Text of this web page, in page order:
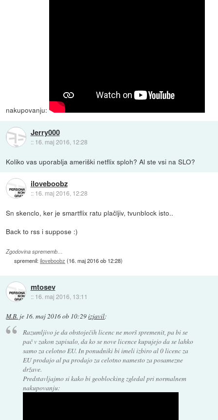
nakupovanju:
Jerry000
:: 16. maj 2016, 12:28
Koliko vas uporablja ameriški netflix sploh? Al ste vsi na SLO?
iloveboobz
:: 16. maj 2016, 12:28
Sn skenclo, ker je smartflix ratu plačljiv, tvunblock isto..
Back to rss i suppose :)
Zgodovina sprememb…
spremenil:iloveboobz (16. maj 2016 ob 12:28)
mtosev
:: 16. maj 2016, 13:11
M.B. je 16. maj 2016 ob 10:29izjavil:
Razumljivo je da obstoječih licenc ne morš spremenit, pa bi se
pač v zakon zapisalo, da ko se nove licence kupujejo da se lahko
samo za celotno EU. In ponudniki bi imeli izbiro al 0 licenc za
EU prodajo al pa prodajo za celotno namesto za posamezne
države.
Predstavljajmo si kako bi geoblocking zgledal pri normalnem
nakupovanju: